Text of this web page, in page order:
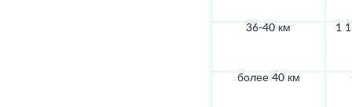
36-40 км 1
более 40 км